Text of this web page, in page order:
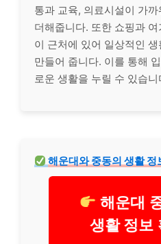
통과 교육, 의료시설이 가
더해줍니다. 또한 쇼핑과
이 근처에 있어 일상적인
만들어 줍니다. 이를 통해
로운 생활을 누릴 수 있습니
해운대와 중동의 생활
해운대
생활 정보